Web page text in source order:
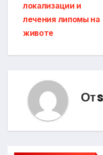
по
записям
локализации и
лечения липомы на
животе
От